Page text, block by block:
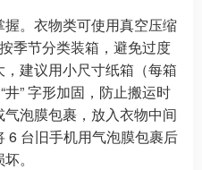
握。衣物类可使用真空压缩
季节分类装箱，避免过度
建议用小尺寸纸箱（每箱
” 字形加固，防止搬运时
泡膜包裹，放入衣物中间
6 台旧手机用气泡膜包裹后
。